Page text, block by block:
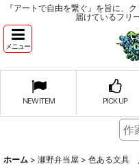
『アートで自由を繋ぐ』を旨に、
届けているフリ
メニュー
NEW ITEM PICK UP
ホーム > 瀬野弁当屋 > 色ある文具